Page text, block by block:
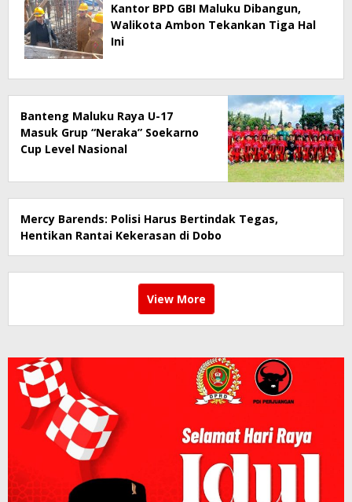
Kantor BPD GBI Maluku Dibangun,
Walikota Ambon Tekankan Tiga Hal
Ini
Banteng Maluku Raya U-17
Masuk Grup “Neraka” Soekarno
Cup Level Nasional
Mercy Barends: Polisi Harus Bertindak Tegas,
Hentikan Rantai Kekerasan di Dobo
View More